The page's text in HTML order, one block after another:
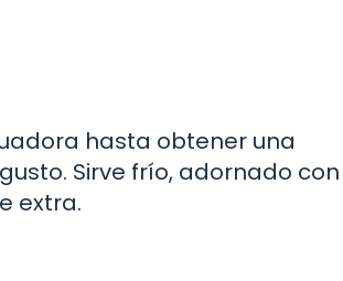
hasta obtener una
Sirve frío, adornado
extra.